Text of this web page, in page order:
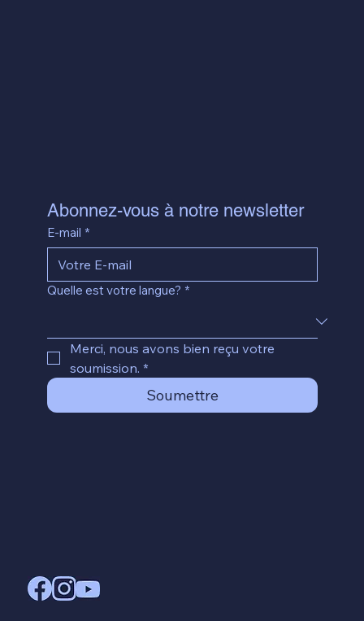
Abonnez-vous à notre newsletter
E-mail *
Quelle est votre langue? *
Merci, nous avons bien reçu votre
soumission. *
Soumettre